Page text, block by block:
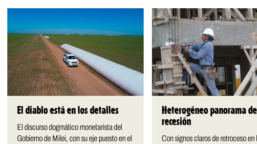
El diablo está en los detalles
El discurso dogmático monetarista del
Gobierno de Milei, con su eje puesto en el
Heterogéneo panorama
recesión
Con signos claros de retroceso en